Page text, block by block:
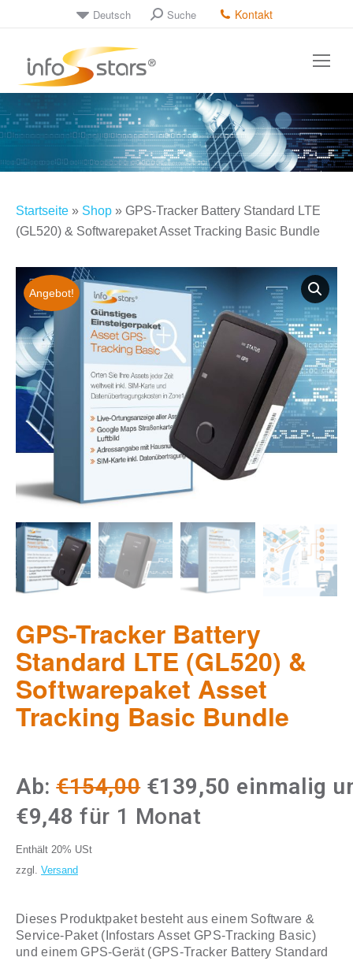
Deutsch Search:Suche Kontakt
Startseite » Shop » GPS-Tracker Battery Standard LTE
(GL520) & Softwarepaket Asset Tracking Basic Bundle
Angebot!
GPS-Tracker Battery
Standard LTE (GL520) &
Softwarepaket Asset
Tracking Basic Bundle
Ab:€154,00 Ursprünglicher
Preis
€139,50 Aktueller
einmalig
€9,48 für 1 Monat
Enthält 20% USt
zzgl. Versand
Dieses Produktpaket besteht aus einem Software &
Service-Paket (Infostars Asset GPS-Tracking Basic)
und einem GPS-Gerät (GPS-Tracker Battery Standard